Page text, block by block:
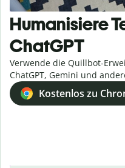
Humanisiere
ChatGPT
Verwende die Quillbot-
ChatGPT, Gemini und
Kostenlos zu